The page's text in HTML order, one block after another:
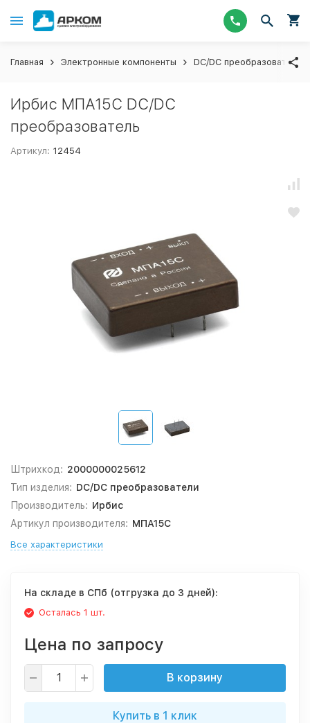
Главная Электронные компоненты DC/DC преобразователи
Ирбис МПА15С DC/DC
преобразователь
Артикул: 12454
Штрихкод: 2000000025612
Тип изделия: DC/DC преобразователи
Производитель: Ирбис
Артикул производителя: МПА15С
Все характеристики
На складе в СПб (отгрузка до 3 дней):
Осталась 1 шт.
Цена по запросу
В корзину
Купить в 1 клик